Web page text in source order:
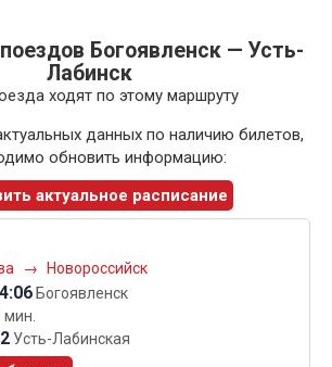
Богоявленск — Усть-
Лабинск
ходят по этому маршруту
данных по наличию билетов,
обновить информацию:
актуальное расписание
→ Новороссийск
Богоявленск
мин.
Усть-Лабинская